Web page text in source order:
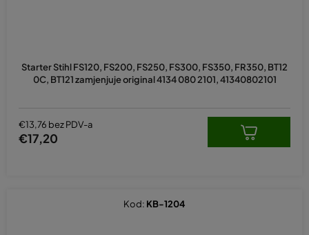
Starter Stihl FS120, FS200, FS250, FS300, FS350, FR350, BT12
0C, BT121 zamjenjuje original 4134 080 2101, 41340802101
€13,76 bez PDV-a
€17,20
Kod: KB-1204